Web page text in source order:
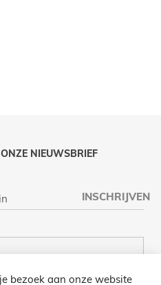
NIEUWSBRIEF
INSCHRIJVEN
bezoek aan onze website